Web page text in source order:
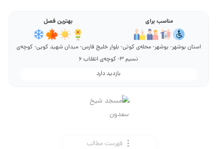
مناسب برای بهترین فصل
استان بوشهر- بوشهر- محله‌ی کوتی- بلوار خلیج فارس- میدان شهید کویی- کوچه‌ی
نسیم 3- کوچه‌ی انقلاب 6
بازدید دارد
فهرست مطالب